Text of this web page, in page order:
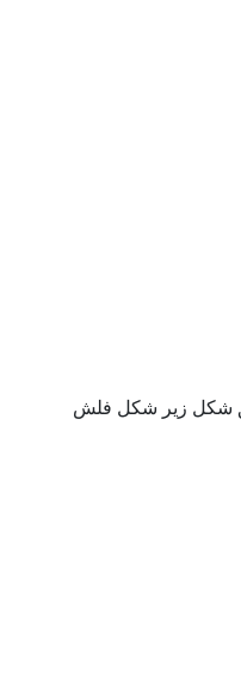
شکل زیر شکل فلش